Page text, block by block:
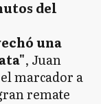
del
una
, Juan
marcador a
remate